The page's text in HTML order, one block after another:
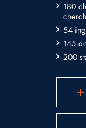
180
54
145
200